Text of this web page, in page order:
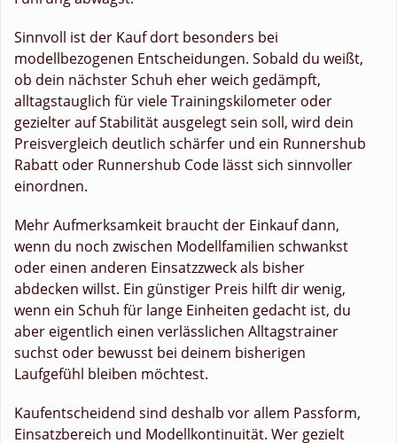
Sinnvoll ist der Kauf dort besonders bei
modellbezogenen Entscheidungen. Sobald du weißt,
ob dein nächster Schuh eher weich gedämpft,
alltagstauglich für viele Trainingskilometer oder
gezielter auf Stabilität ausgelegt sein soll, wird dein
Preisvergleich deutlich schärfer und ein Runnershub
Rabatt oder Runnershub Code lässt sich sinnvoller
einordnen.
Mehr Aufmerksamkeit braucht der Einkauf dann,
wenn du noch zwischen Modellfamilien schwankst
oder einen anderen Einsatzzweck als bisher
abdecken willst. Ein günstiger Preis hilft dir wenig,
wenn ein Schuh für lange Einheiten gedacht ist, du
aber eigentlich einen verlässlichen Alltagstrainer
suchst oder bewusst bei deinem bisherigen
Laufgefühl bleiben möchtest.
Kaufentscheidend sind deshalb vor allem Passform,
Einsatzbereich und Modellkontinuität. Wer gezielt